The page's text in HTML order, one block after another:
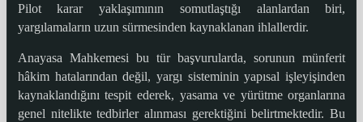
Pilot karar yaklaşımının somutlaştığı alanlardan biri,
yargılamaların uzun sürmesinden kaynaklanan ihlallerdir.
Anayasa Mahkemesi bu tür başvurularda, sorunun münferit
hâkim hatalarından değil, yargı sisteminin yapısal işleyişinden
kaynaklandığını tespit ederek, yasama ve yürütme organlarına
genel nitelikte tedbirler alınması gerektiğini belirtmektedir. Bu